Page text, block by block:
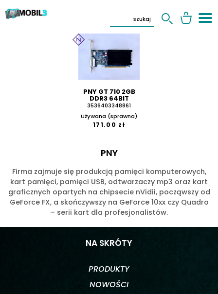
PNY
Firma zajmuje się produkcją pamięci komputerowych,
kart pamięci, pamięci USB, odtwarzaczy mp3 oraz kart
graficznych opartych na chipsecie nVidii, począwszy od
GeForce FX, a skończywszy na GeForce 10xx czy Quadro
– serii kart dla profesjonalistów.
PNY GT 710 2GB
DDR3 64BIT
3536403348861
Używana (sprawna)
171.00 zł
NA SKRÓTY
PRODUKTY
NOWOŚCI